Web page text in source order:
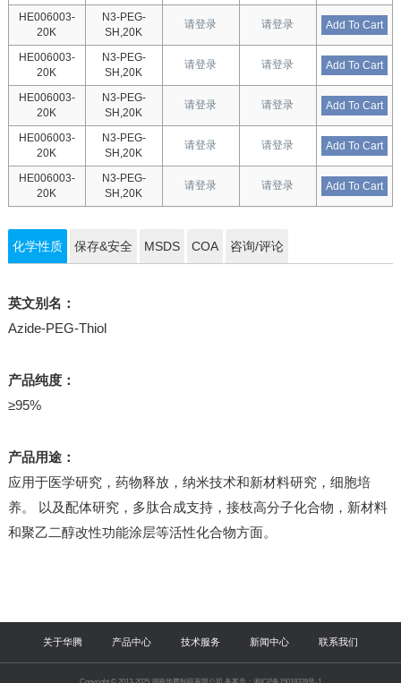
HE006003-
20K
N3-PEG-
SH,20K
请登录 请登录 Add To Cart
HE006003-
20K
N3-PEG-
SH,20K
请登录 请登录 Add To Cart
HE006003-
20K
N3-PEG-
SH,20K
请登录 请登录 Add To Cart
HE006003-
20K
N3-PEG-
SH,20K
请登录 请登录 Add To Cart
HE006003-
20K
N3-PEG-
SH,20K
请登录 请登录 Add To Cart
化学性质 保存&安全 MSDS COA 咨询/评论
英文别名：
Azide-PEG-Thiol
产品纯度：
≥95%
产品用途：
应用于医学研究，药物释放，纳米技术和新材料研究，细胞培
养。 以及配体研究，多肽合成支持，接枝高分子化合物，新材料
和聚乙二醇改性功能涂层等活性化合物方面。
关于华腾 产品中心 技术服务 新闻中心 联系我们
Copyright © 2013-2025 湖南华腾制药有限公司 备案号：湘ICP备15018328号-1